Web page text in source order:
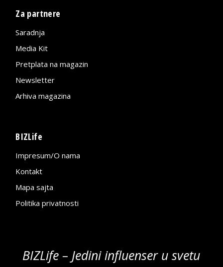
Za partnere
Saradnja
Media Kit
Pretplata na magazin
Newsletter
Arhiva magazina
BIZLife
Impresum/O nama
Kontakt
Mapa sajta
Politika privatnosti
BIZLife – Jedini influenser u svetu